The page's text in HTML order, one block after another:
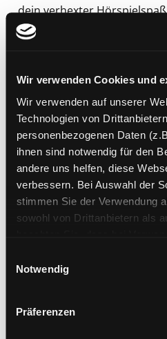
Wir verwenden Cookies und
Wir verwenden auf unserer
Technologien von
personenbezogenen Daten
ihnen sind notwendig für den
andere uns helfen, diese
verbessern. Bei Auswahl der
stimmen Sie der Verwendung
sowohl von Drittanbietern als
unsicheren Drittländern
adäquates
Zusammenhang können
vollständig ausgeschlossen
Notwendig
Präferenzen
dein verhexter
Mediengruppe:
Verfasser:
Mehr Informationen ein-/
Exemplare
Zweigstelle: Zanklhof
Signatur: TD.JE.M KAI
Vorbestellungen:
Frist:18.08.2026